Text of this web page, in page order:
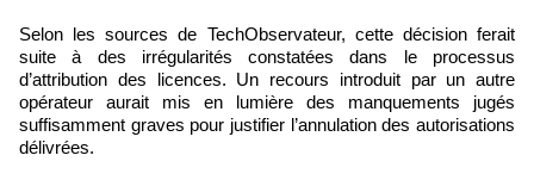
Selon les sources de TechObservateur, cette décision ferait
suite à des irrégularités constatées dans le processus
d’attribution des licences. Un recours introduit par un autre
opérateur aurait mis en lumière des manquements jugés
suffisamment graves pour justifier l’annulation des autorisations
délivrées.